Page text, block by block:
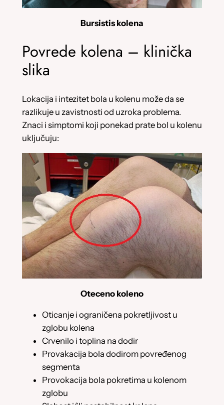
Bursistis kolena
Povrede kolena – klinička
slika
Lokacija i intezitet bola u kolenu može da se
razlikuje u zavistnosti od uzroka problema.
Znaci i simptomi koji ponekad prate bol u kolenu
uključuju:
Oteceno koleno
Oticanje i ograničena pokretljivost u
zglobu kolena
Crvenilo i toplina na dodir
Provakacija bola dodirom povređenog
segmenta
Provokacija bola pokretima u kolenom
zglobu